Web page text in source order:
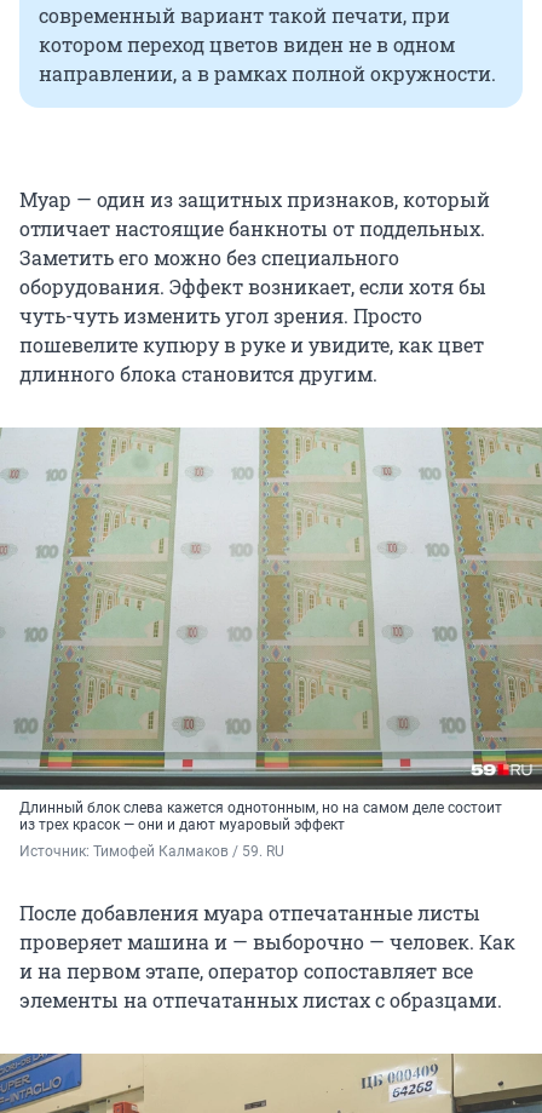
современный вариант такой печати, при
котором переход цветов виден не в одном
направлении, а в рамках полной окружности.
Муар — один из защитных признаков, который
отличает настоящие банкноты от поддельных.
Заметить его можно без специального
оборудования. Эффект возникает, если хотя бы
чуть-чуть изменить угол зрения. Просто
пошевелите купюру в руке и увидите, как цвет
длинного блока становится другим.
Длинный блок слева кажется однотонным, но на самом деле состоит
из трех красок — они и дают муаровый эффект
Источник: Тимофей Калмаков / 59. RU
После добавления муара отпечатанные листы
проверяет машина и — выборочно — человек. Как
и на первом этапе, оператор сопоставляет все
элементы на отпечатанных листах с образцами.